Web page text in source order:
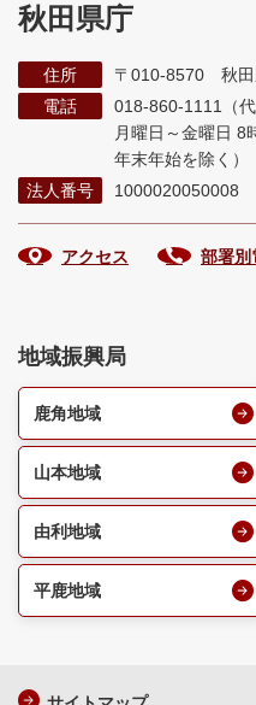
秋田県庁
住所
〒010-8570 秋田
電話
018-860-1111（代
月曜日～金曜日 8
年末年始を除く）
法人番号
1000020050008
アクセス 部署別
地域振興局
鹿角地域
山本地域
由利地域
平鹿地域